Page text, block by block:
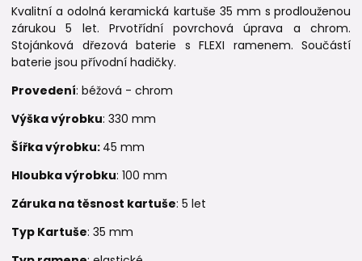
Kvalitní a odolná keramická kartuše 35 mm s prodlouženou
zárukou 5 let. Prvotřídní povrchová úprava a chrom.
Stojánková dřezová baterie s FLEXI ramenem. Součástí
baterie jsou přívodní hadičky.
Provedení: béžová - chrom
Výška výrobku: 330 mm
Šířka výrobku: 45 mm
Hloubka výrobku: 100 mm
Záruka na těsnost kartuše: 5 let
Typ Kartuše: 35 mm